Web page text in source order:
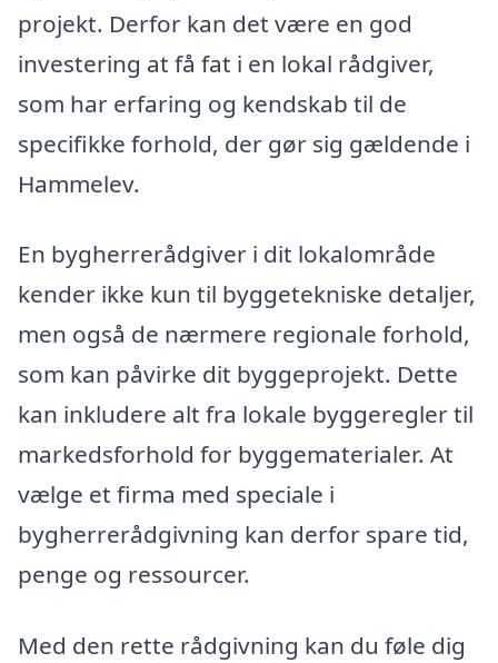
projekt. Derfor kan det være en god
investering at få fat i en lokal rådgiver,
som har erfaring og kendskab til de
specifikke forhold, der gør sig gældende i
Hammelev.
En bygherrerådgiver i dit lokalområde
kender ikke kun til byggetekniske detaljer,
men også de nærmere regionale forhold,
som kan påvirke dit byggeprojekt. Dette
kan inkludere alt fra lokale byggeregler til
markedsforhold for byggematerialer. At
vælge et firma med speciale i
bygherrerådgivning kan derfor spare tid,
penge og ressourcer.
Med den rette rådgivning kan du føle dig